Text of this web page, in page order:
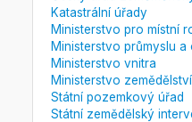
Katastrální úřady
Ministerstvo pro místní
Ministerstvo průmyslu a
Ministerstvo vnitra
Ministerstvo zemědělství
Státní pozemkový úřad
Státní zemědělský